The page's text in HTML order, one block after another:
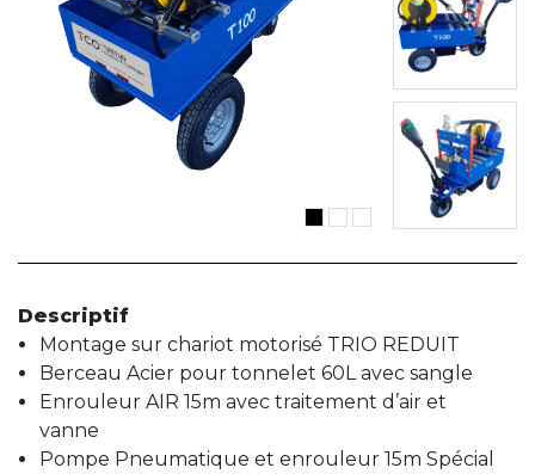
Descriptif
Montage sur chariot motorisé TRIO REDUIT
Berceau Acier pour tonnelet 60L avec sangle
Enrouleur AIR 15m avec traitement d’air et
vanne
Pompe Pneumatique et enrouleur 15m Spécial